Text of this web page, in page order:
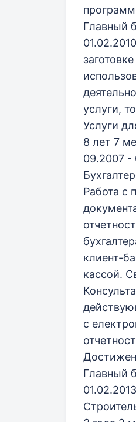
Главный
услуги,
Услуги
8 лет 7
09.2007 -
Работа с
клиент-
кассой.
с
Главный